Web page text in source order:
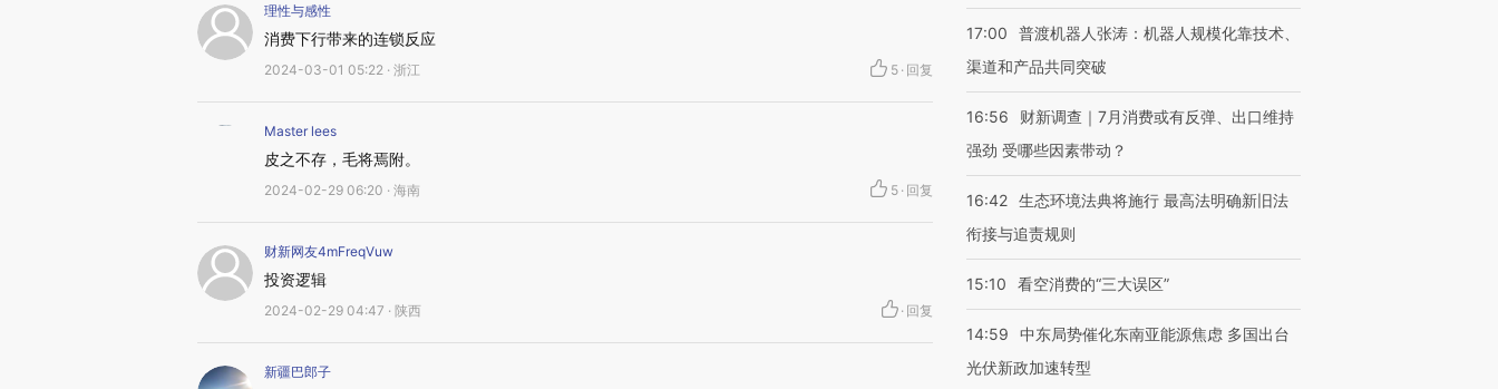
理性与感性
消费下行带来的连锁反应
2024-03-01 05:22 · 浙江 5 · 回复
Master lees
皮之不存，毛将焉附。
2024-02-29 06:20 · 海南 5 · 回复
财新网友4mFreqVuw
投资逻辑
2024-02-29 04:47 · 陕西 · 回复
新疆巴郎子
17:00
普渡机器人张涛：机器人规模化靠技术、
渠道和产品共同突破
16:56
财新调查｜7月消费或有反弹、出口维持
强劲 受哪些因素带动？
16:42 生态环境法典将施行 最高法明确新旧法
衔接与追责规则
15:10 看空消费的“三大误区”
14:59
中东局势催化东南亚能源焦虑 多国出台
光伏新政加速转型